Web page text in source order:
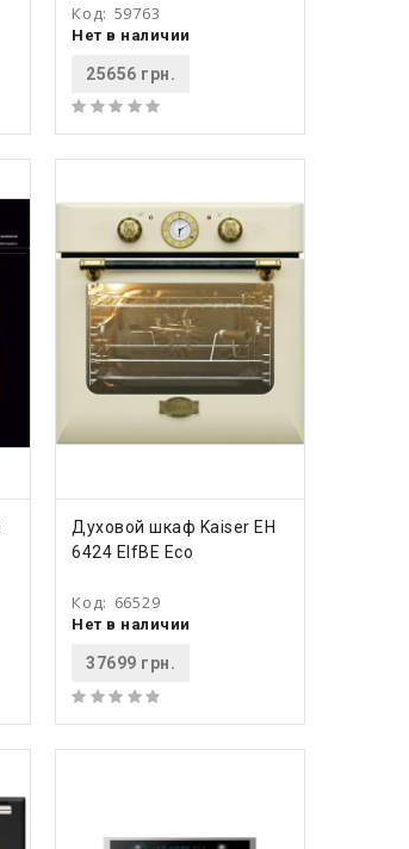
Код: 59763
Нет в наличии
25656 грн.
КУПИТЬ
Духовой шкаф Kaiser EH
6424 ElfBE Eco
Код: 66529
Нет в наличии
37699 грн.